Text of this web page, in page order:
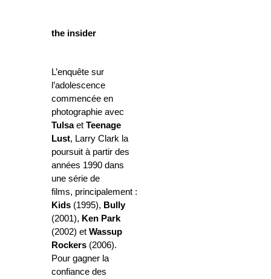
the insider
L’enquête sur
l’adolescence
commencée en
photographie avec
Tulsaet Teenage
Lust, Larry Clark la
poursuit à partir des
années 1990 dans
une série de
films, principalement :
Kids (1995), Bully
(2001), Ken Park
(2002) et Wassup
Rockers (2006).
Pour gagner la
confiance des